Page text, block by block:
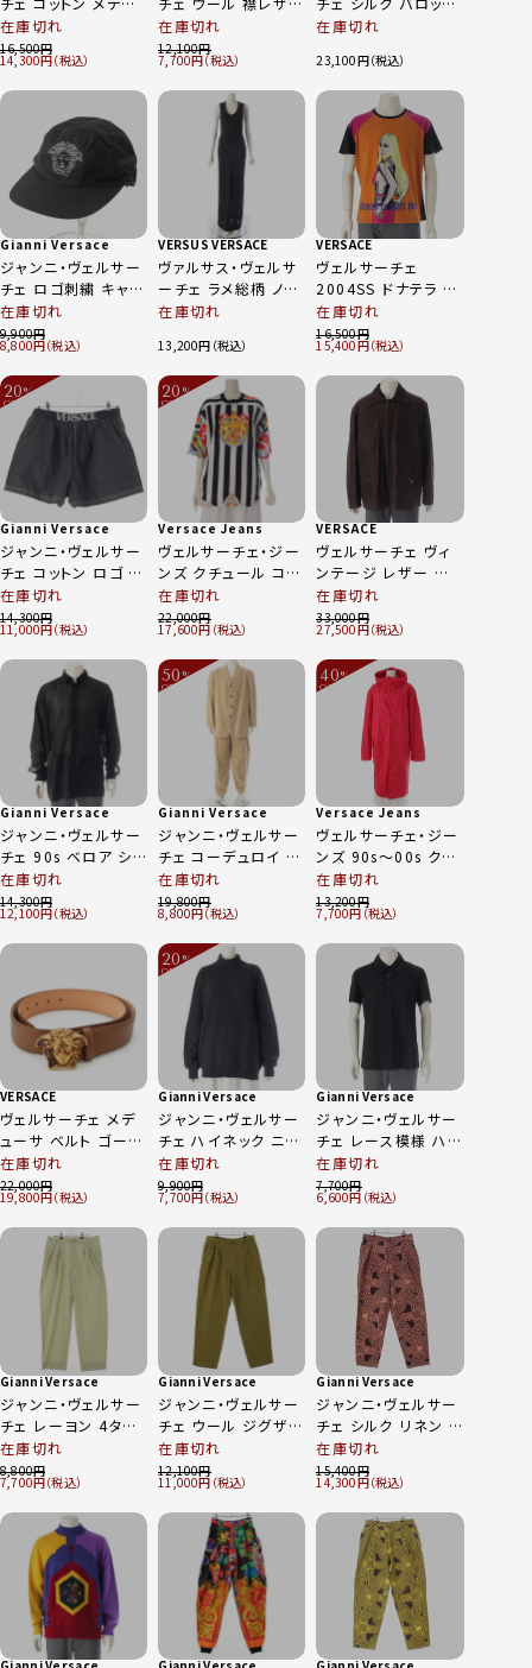
ーサ 総柄 ニット セ
ーター マルチカラー
52
在庫切れ
16,500
14,300
ジップアップ テーラ
ードジャケット アウタ
ー ブラック 56
在庫切れ
12,100
7,700
調 ドルマンスリーブ
ン 長袖シャツ トップ
ス イエロー 38
在庫切れ
23,100
Gianni Versace
ジャンニ・ヴェルサー
チェ ロゴ刺繍 キャッ
プ 帽子 ブラック
在庫切れ
9,900
8,800
VERSUS VERSACE
ヴァルサス・ヴェルサ
ーチェ ラメ総柄 ノー
スリーブ ロング ドレ
ク I40
在庫切れ
13,200
VERSACE
ヴェルサーチェ
2004SS ドナテラ グ
ラフィック プリント
半袖Ｔシャツ トップス
オレンジ ブラック 56
在庫切れ
16,500
15,400
20%
OFF
Gianni Versace
ジャンニ・ヴェルサー
チェ コットン ロゴ 金
ボタン パンツ ボトム
ス ハーフ ブラック
52
在庫切れ
14,300
11,000
20%
OFF
Versace Jeans
ヴェルサーチェ・ジー
ンズ クチュール コッ
トン シュヴァルツブ
ルク＝ルードルシュタ
ット侯国紋章 総柄 カ
ットソー 半袖 トップ
ス マルチカラー L
在庫切れ
22,000
17,600
VERSACE
ヴェルサーチェ ヴィ
ンテージ レザー ジ
ャケット インナー付
き ※ネーム入り ブラ
ウン 50
在庫切れ
33,000
27,500
Gianni Versace
ジャンニ・ヴェルサー
チェ 90s ベロア シア
ー オーバーサイズ
総柄 長袖シャツ トッ
プス ブラック 48
在庫切れ
14,300
12,100
50%
OFF
Gianni Versace
ジャンニ・ヴェルサー
チェ コーデュロイ ジ
ャケット パンツセット
アップ ベージュ 52
在庫切れ
19,800
8,800
40%
OFF
Versace Jeans
ヴェルサーチェ・ジー
ンズ 90s～00s クチ
ュール フーデッド ロ
ング モッズコート ア
ウター レッド L
在庫切れ
13,200
7,700
VERSACE
ヴェルサーチェ メデ
ューサ ベルト ゴール
ド DCU4140 ブラウ
ン 95
在庫切れ
22,000
19,800
20%
OFF
Gianni Versace
ジャンニ・ヴェルサー
チェ ハイネック ニッ
ト セーター ダークグ
レー 54
在庫切れ
9,900
7,700
Gianni Versace
ジャンニ・ヴェルサー
チェ レース模様 ハ
ーフボタン ポロシャ
ツ トップス ブラック
56
在庫切れ
7,700
6,600
Gianni Versace
ジャンニ・ヴェルサー
チェ レーヨン 4タッ
ク ワイドスラックス
パンツ ボトムス ミン
ト ペールグリーン系
52
在庫切れ
8,800
7,700
Gianni Versace
ジャンニ・ヴェルサー
チェ ウール ジグザグ
パターン ワイドスラ
ックス パンツ ボトム
ス ライトグリーン ブ
ラック 52
在庫切れ
12,100
11,000
Gianni Versace
ジャンニ・ヴェルサー
チェ シルク リネン サ
イケデリック 幾何学
模様 パンツ ボトムス
ピンク ブラック 50
在庫切れ
15,400
14,300